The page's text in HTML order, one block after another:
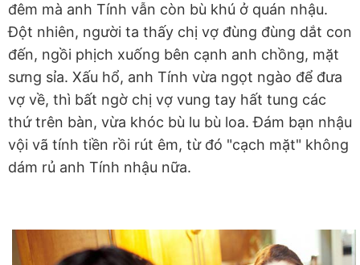
đêm mà anh Tính vẫn còn bù khú ở quán nhậu.
Đột nhiên, người ta thấy chị vợ đùng đùng dắt con
đến, ngồi phịch xuống bên cạnh anh chồng, mặt
sưng sỉa. Xấu hổ, anh Tính vừa ngọt ngào để đưa
vợ về, thì bất ngờ chị vợ vung tay hất tung các
thứ trên bàn, vừa khóc bù lu bù loa. Đám bạn nhậu
vội vã tính tiền rồi rút êm, từ đó "cạch mặt" không
dám rủ anh Tính nhậu nữa.